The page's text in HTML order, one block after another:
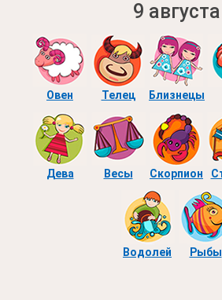
9 августа
Овен Телец Близнецы
Дева Весы Скорпион
Водолей Рыбы